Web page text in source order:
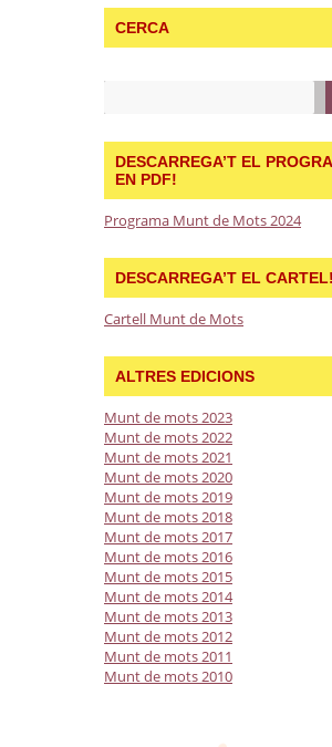
CERCA
DESCARREGA’T EL
EN PDF!
Programa Munt de Mots 2024
DESCARREGA’T EL CARTEL!
Cartell Munt de Mots
ALTRES EDICIONS
Munt de mots 2023
Munt de mots 2022
Munt de mots 2021
Munt de mots 2020
Munt de mots 2019
Munt de mots 2018
Munt de mots 2017
Munt de mots 2016
Munt de mots 2015
Munt de mots 2014
Munt de mots 2013
Munt de mots 2012
Munt de mots 2011
Munt de mots 2010